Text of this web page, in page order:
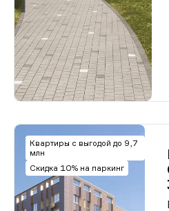
Квартиры с выгодой до 9,7
млн
Скидка 10% на паркинг